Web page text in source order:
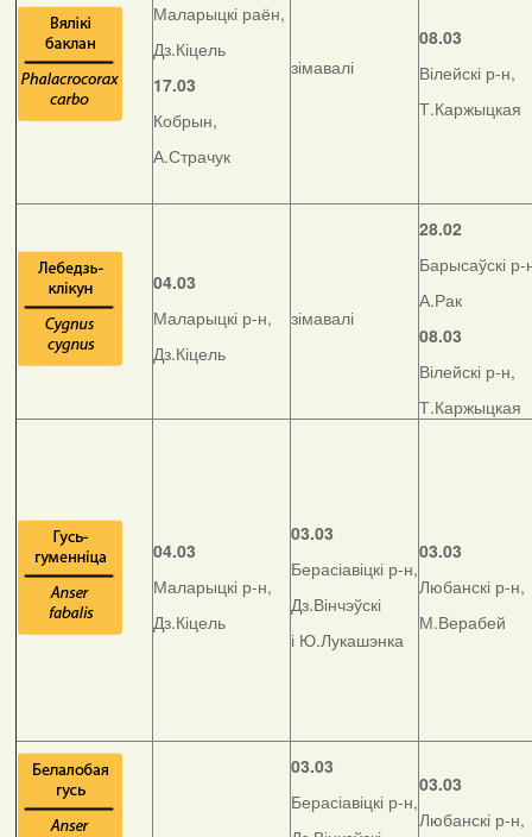
Маларыцкі раён,
Дз.Кіцель
17.03
Кобрын,
А.Страчук
зімавалі
08.03
Вілейскі р-н,
Т.Каржыцкая
04.03
Маларыцкі р-н,
Дз.Кіцель
зімавалі
28.02
Барысаўскі р-
А.Рак
08.03
Вілейскі р-н,
Т.Каржыцкая
04.03
Маларыцкі р-н,
Дз.Кіцель
03.03
Берасіавіцкі р-н,
Дз.Вінчэўскі
і Ю.Лукашэнка
03.03
Любанскі р-н,
М.Верабей
03.03
Берасіавіцкі р-н,
03.03
Любанскі р-н,